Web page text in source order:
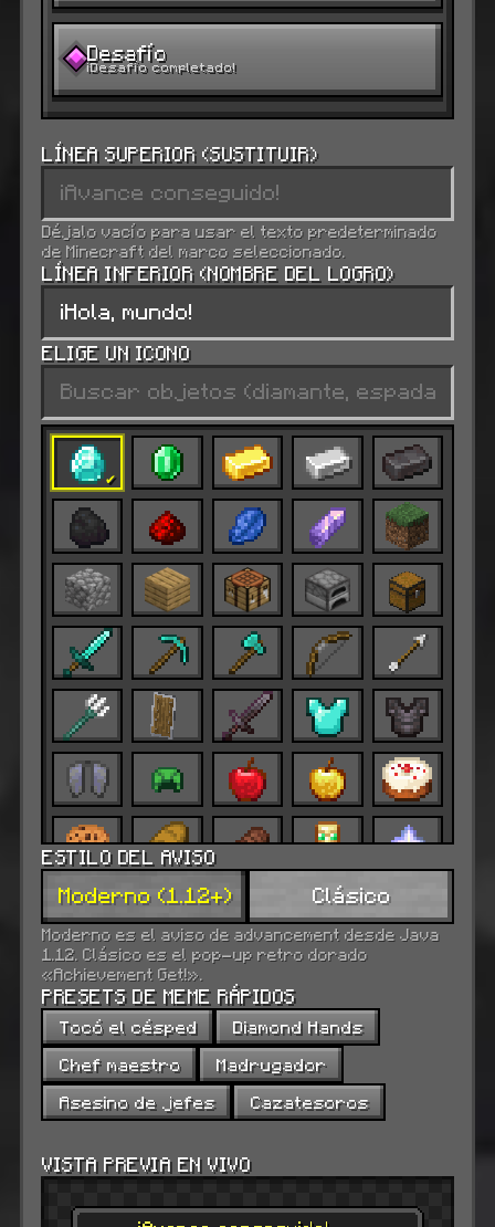
Desafío
¡Desafío completado!
LÍNEA SUPERIOR (SUSTITUIR)
Déjalo vacío para usar el texto predeterminado
de Minecraft del marco seleccionado.
LÍNEA INFERIOR (NOMBRE DEL LOGRO)
ELIGE UN ICONO
✔
ESTILO DEL AVISO
Moderno (1.12+) Clásico
Moderno es el aviso de advancement desde Java
1.12. Clásico es el pop-up retro dorado
«Achievement Get!».
PRESETS DE MEME RÁPIDOS
Tocó el césped
Diamond Hands
Chef maestro
Madrugador
Asesino de jefes
Cazatesoros
VISTA PREVIA EN VIVO